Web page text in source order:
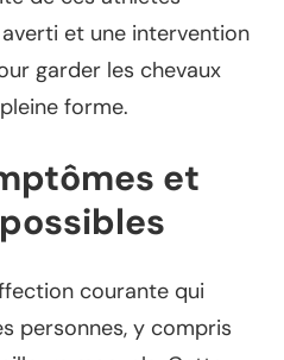
et une intervention
garder les chevaux
forme.
et
courante qui
personnes, y compris